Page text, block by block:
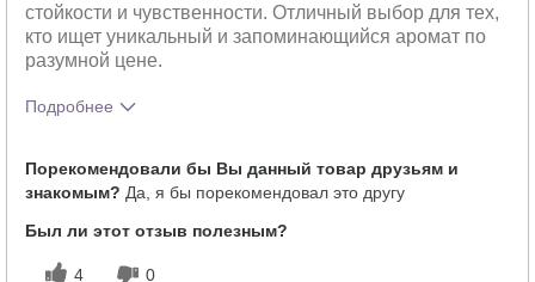
стойкости и чувственности. Отличный выбор для тех,
кто ищет уникальный и запоминающийся аромат по
разумной цене.
Подробнее
впечатления от аромата?
Насколько вам понравился аромат?
Порекомендовали бы Вы данный товар друзьям и
знакомым? Да, я бы порекомендовал это другу
Был ли этот отзыв полезным?
4 0